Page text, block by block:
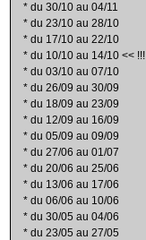
* du 30/10 au 04/11
* du 23/10 au 28/10
* du 17/10 au 22/10
* du 10/10 au 14/10 << !!!
* du 03/10 au 07/10
* du 26/09 au 30/09
* du 18/09 au 23/09
* du 12/09 au 16/09
* du 05/09 au 09/09
* du 27/06 au 01/07
* du 20/06 au 25/06
* du 13/06 au 17/06
* du 06/06 au 10/06
* du 30/05 au 04/06
* du 23/05 au 27/05